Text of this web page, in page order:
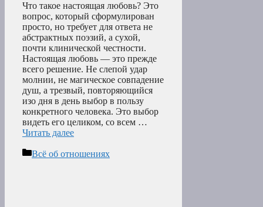
Что такое настоящая любовь? Это
вопрос, который сформулирован
просто, но требует для ответа не
абстрактных поэзий, а сухой,
почти клинической честности.
Настоящая любовь — это прежде
всего решение. Не слепой удар
молнии, не магическое совпадение
душ, а трезвый, повторяющийся
изо дня в день выбор в пользу
конкретного человека. Это выбор
видеть его целиком, со всем …
Читать далее
Рубрики
Всё об отношениях